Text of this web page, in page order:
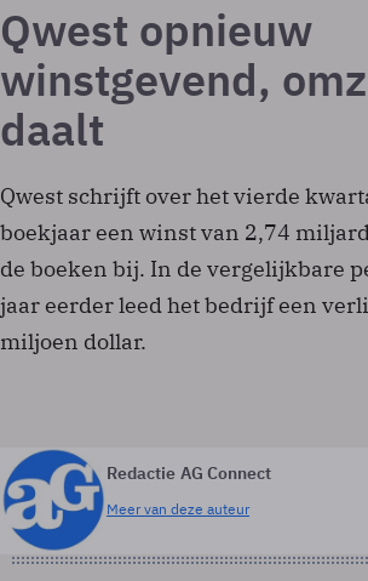
Qwest opnieuw
winstgevend,
daalt
Qwest schrijft over het vierde
boekjaar een winst van 2,74
de boeken bij. In de vergelijkbare
jaar eerder leed het bedrijf een
miljoen dollar.
Redactie AG Connect
Meer van deze auteur